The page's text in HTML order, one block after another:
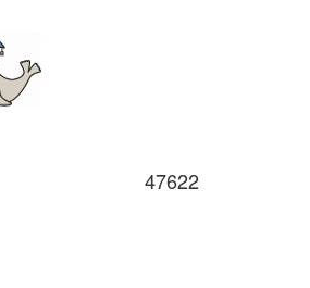
47622